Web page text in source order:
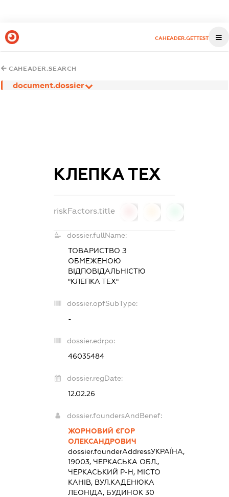
CAHEADER.GETTEST
CAHEADER.SEARCH
document.dossier
КЛЕПКА ТЕХ
riskFactors.title
dossier.fullName:
ТОВАРИСТВО З
ОБМЕЖЕНОЮ
ВІДПОВІДАЛЬНІСТЮ
"КЛЕПКА ТЕХ"
dossier.opfSubType:
-
dossier.edrpo:
46035484
dossier.regDate:
12.02.26
dossier.foundersAndBenef:
ЖОРНОВИЙ ЄГОР
ОЛЕКСАНДРОВИЧ
dossier.founderAddressУКРАЇНА,
19003, ЧЕРКАСЬКА ОБЛ.,
ЧЕРКАСЬКИЙ Р-Н, МІСТО
КАНІВ, ВУЛ.КАДЕНЮКА
ЛЕОНІДА, БУДИНОК 30